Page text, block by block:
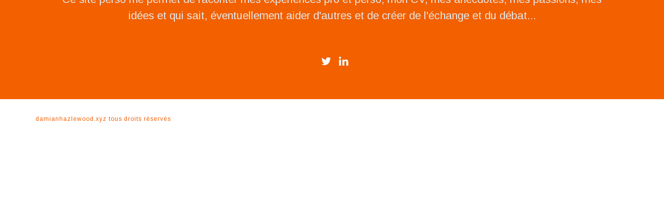
idées et qui sait, éventuellement aider d'autres et de créer de l'échange et du débat...
damianhazlewood.xyz tous droits réservés